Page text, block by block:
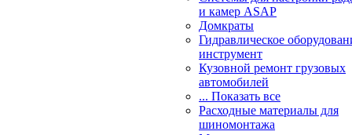
и камер ASAP
Домкраты
Гидравлическое
инструмент
Кузовной ремонт грузовых
автомобилей
... Показать все
Расходные материалы для
шиномонтажа